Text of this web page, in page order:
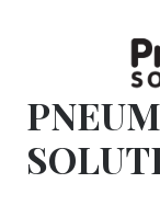
conteúdo